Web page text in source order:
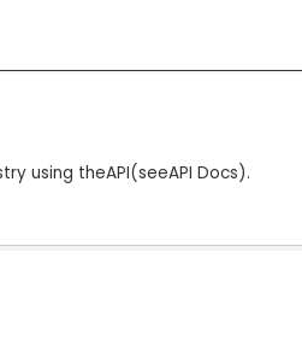
using theAPI(seeAPI Docs).